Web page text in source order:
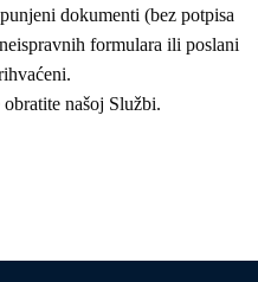
dokumenti (bez potpisa
formulara ili poslani
našoj Službi.